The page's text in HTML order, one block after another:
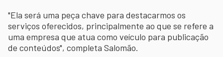
"Ela será uma peça chave para destacarmos os
serviços oferecidos, principalmente ao que se refere a
uma empresa que atua como veículo para publicação
de conteúdos", completa Salomão.